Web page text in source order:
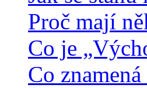
Proč mají
Co je
Co